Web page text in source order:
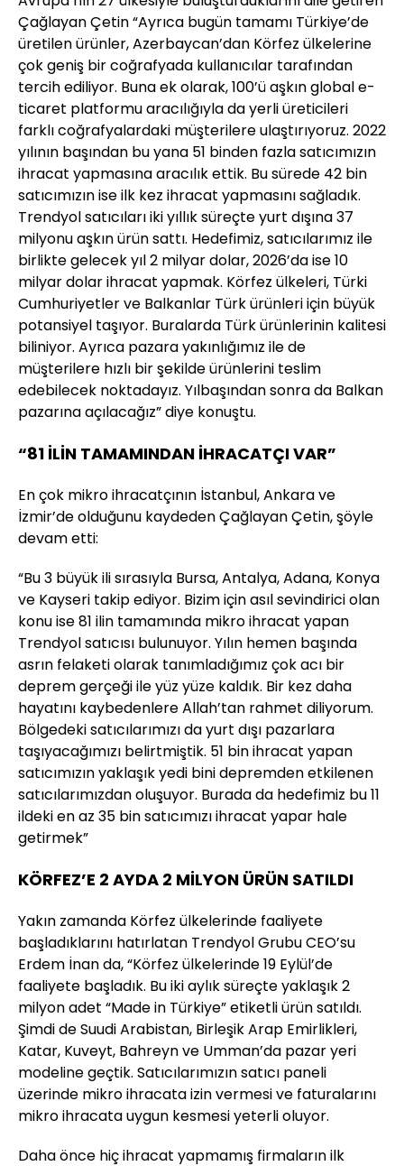
Çağlayan Çetin “Ayrıca bugün tamamı Türkiye’de
üretilen ürünler, Azerbaycan’dan Körfez ülkelerine
çok geniş bir coğrafyada kullanıcılar tarafından
tercih ediliyor. Buna ek olarak, 100’ü aşkın global e-
ticaret platformu aracılığıyla da yerli üreticileri
farklı coğrafyalardaki müşterilere ulaştırıyoruz. 2022
yılının başından bu yana 51 binden fazla satıcımızın
ihracat yapmasına aracılık ettik. Bu sürede 42 bin
satıcımızın ise ilk kez ihracat yapmasını sağladık.
Trendyol satıcıları iki yıllık süreçte yurt dışına 37
milyonu aşkın ürün sattı. Hedefimiz, satıcılarımız ile
birlikte gelecek yıl 2 milyar dolar, 2026’da ise 10
milyar dolar ihracat yapmak. Körfez ülkeleri, Türki
Cumhuriyetler ve Balkanlar Türk ürünleri için büyük
potansiyel taşıyor. Buralarda Türk ürünlerinin kalitesi
biliniyor. Ayrıca pazara yakınlığımız ile de
müşterilere hızlı bir şekilde ürünlerini teslim
edebilecek noktadayız. Yılbaşından sonra da Balkan
pazarına açılacağız” diye konuştu.
“81 İLİN TAMAMINDAN İHRACATÇI VAR”
En çok mikro ihracatçının İstanbul, Ankara ve
İzmir’de olduğunu kaydeden Çağlayan Çetin, şöyle
devam etti:
“Bu 3 büyük ili sırasıyla Bursa, Antalya, Adana, Konya
ve Kayseri takip ediyor. Bizim için asıl sevindirici olan
konu ise 81 ilin tamamında mikro ihracat yapan
Trendyol satıcısı bulunuyor. Yılın hemen başında
asrın felaketi olarak tanımladığımız çok acı bir
deprem gerçeği ile yüz yüze kaldık. Bir kez daha
hayatını kaybedenlere Allah’tan rahmet diliyorum.
Bölgedeki satıcılarımızı da yurt dışı pazarlara
taşıyacağımızı belirtmiştik. 51 bin ihracat yapan
satıcımızın yaklaşık yedi bini depremden etkilenen
satıcılarımızdan oluşuyor. Burada da hedefimiz bu 11
ildeki en az 35 bin satıcımızı ihracat yapar hale
getirmek”
KÖRFEZ’E 2 AYDA 2 MİLYON ÜRÜN SATILDI
Yakın zamanda Körfez ülkelerinde faaliyete
başladıklarını hatırlatan Trendyol Grubu CEO’su
Erdem İnan da, “Körfez ülkelerinde 19 Eylül’de
faaliyete başladık. Bu iki aylık süreçte yaklaşık 2
milyon adet “Made in Türkiye” etiketli ürün satıldı.
Şimdi de Suudi Arabistan, Birleşik Arap Emirlikleri,
Katar, Kuveyt, Bahreyn ve Umman’da pazar yeri
modeline geçtik. Satıcılarımızın satıcı paneli
üzerinde mikro ihracata izin vermesi ve faturalarını
mikro ihracata uygun kesmesi yeterli oluyor.
Daha önce hiç ihracat yapmamış firmaların ilk